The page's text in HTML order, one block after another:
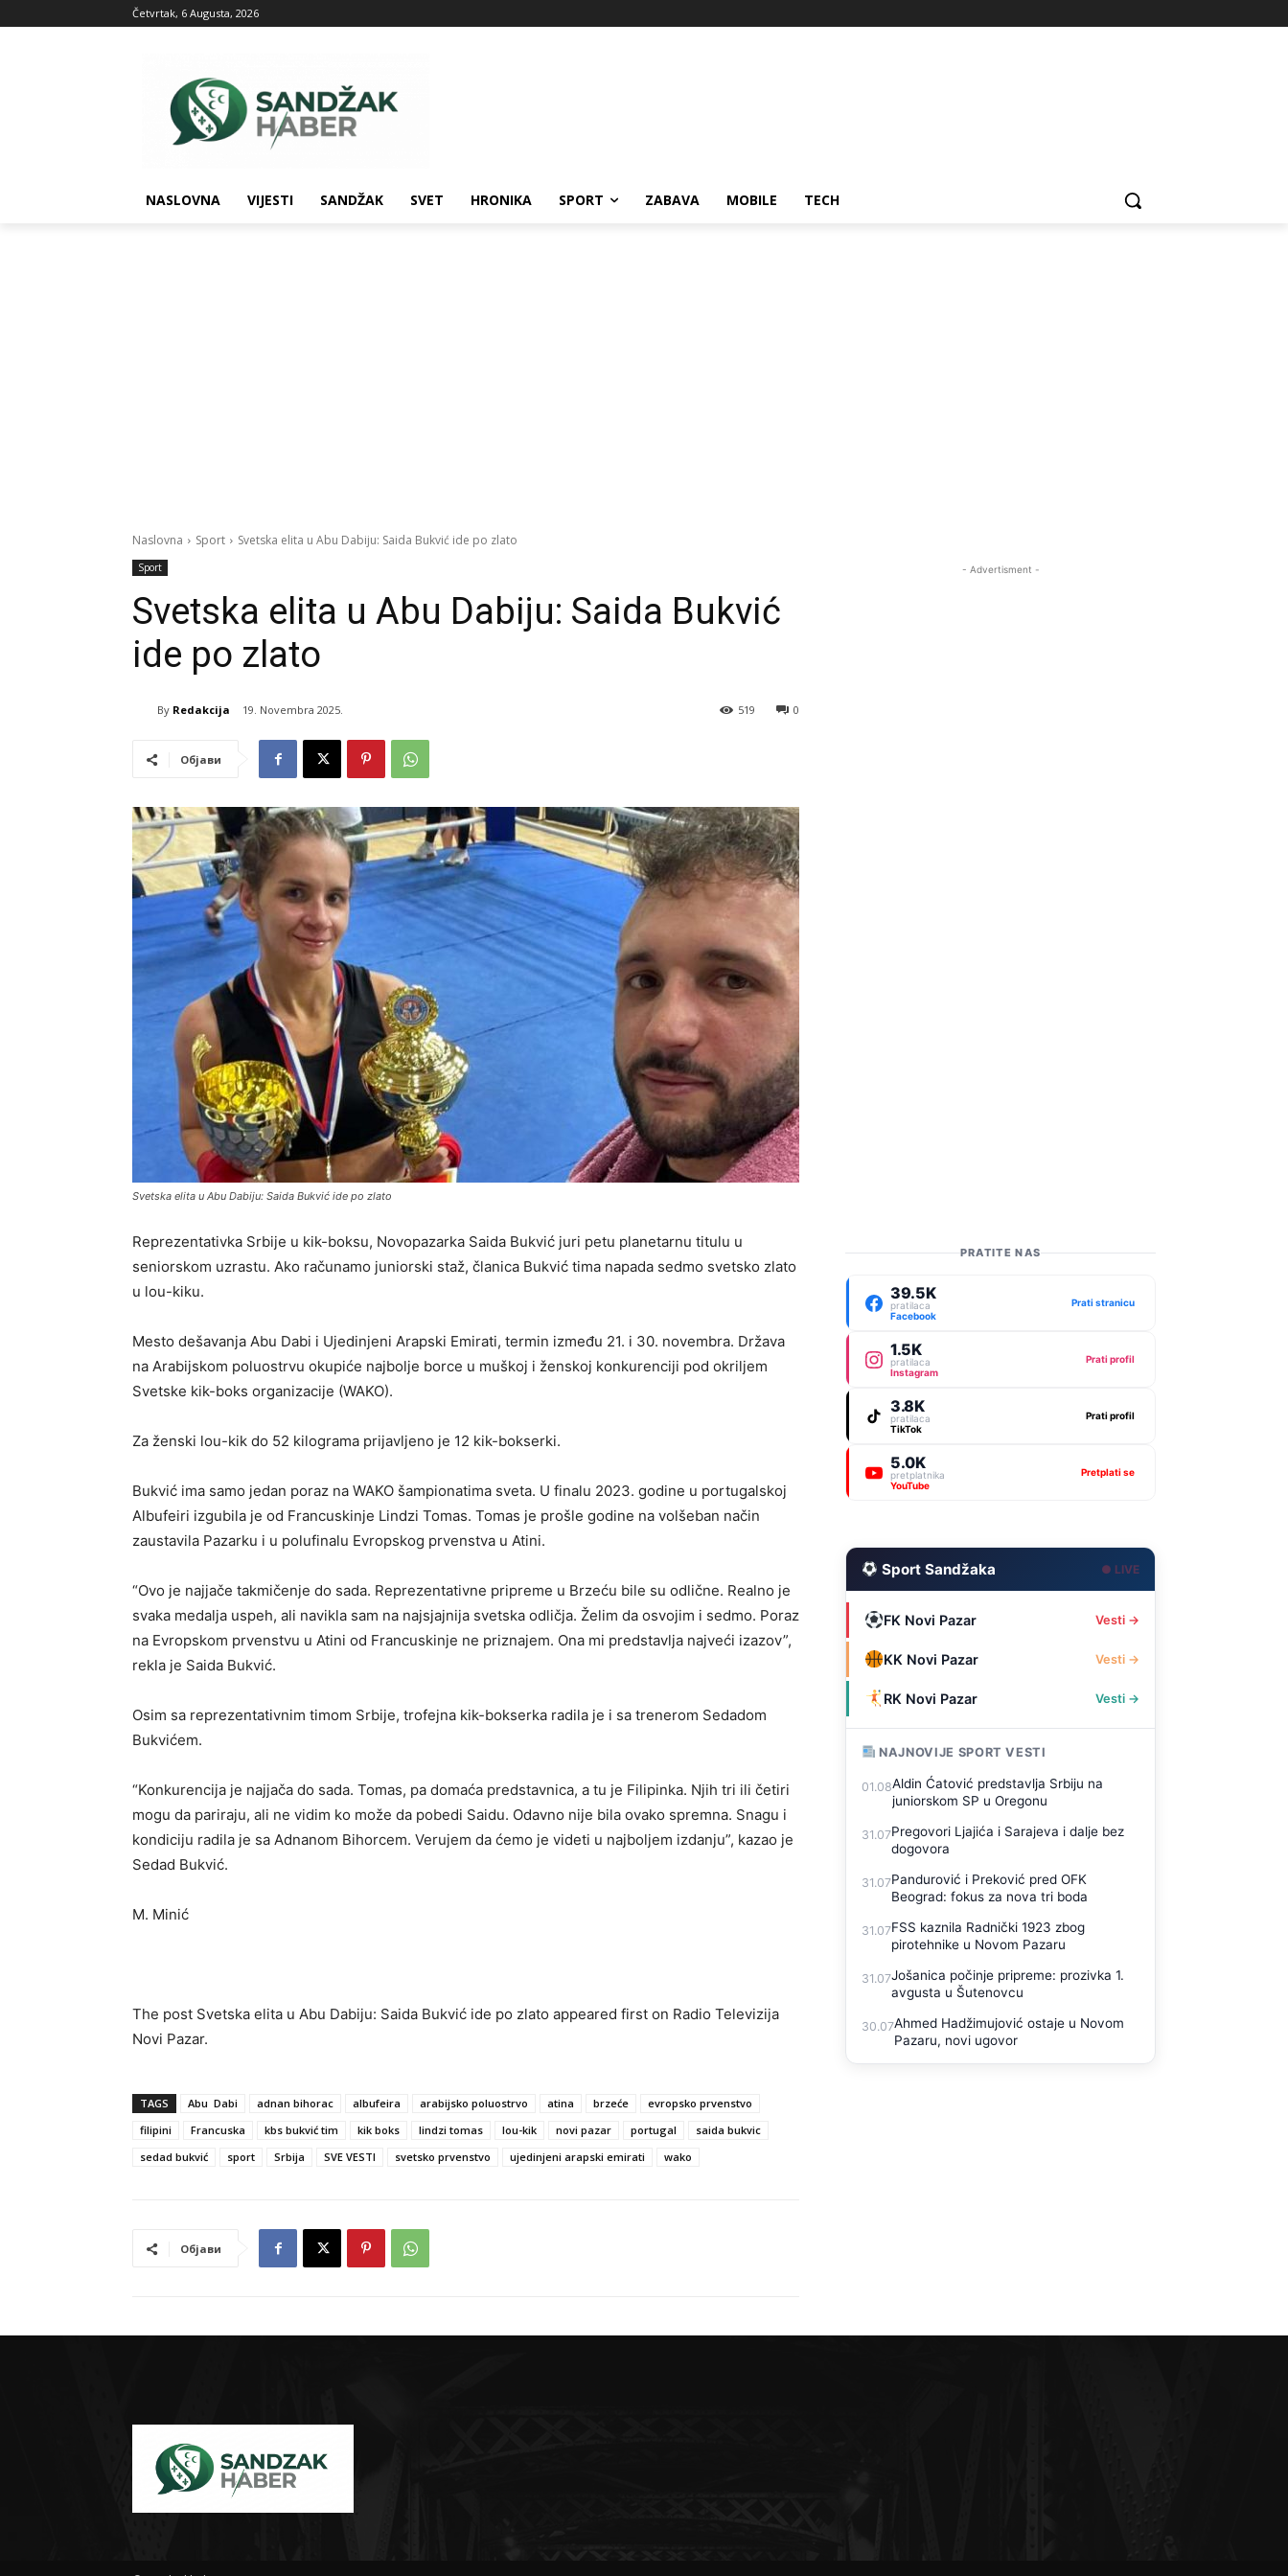
Četvrtak, 6 Augusta, 2026
NASLOVNA VIJESTI SANDŽAK SVET HRONIKA SPORT ZABAVA MOBILE TECH
Naslovna Sport Svetska elita u Abu Dabiju: Saida Bukvić ide po zlato
Sport
Svetska elita u Abu Dabiju: Saida Bukvić
ide po zlato
By Redakcija 19. Novembra 2025. 0
519
Објави
Svetska elita u Abu Dabiju: Saida Bukvić ide po zlato
Reprezentativka Srbije u kik-boksu, Novopazarka Saida Bukvić juri petu planetarnu titulu u
seniorskom uzrastu. Ako računamo juniorski staž, članica Bukvić tima napada sedmo svetsko zlato
u lou-kiku.
Mesto dešavanja Abu Dabi i Ujedinjeni Arapski Emirati, termin između 21. i 30. novembra. Država
na Arabijskom poluostrvu okupiće najbolje borce u muškoj i ženskoj konkurenciji pod okriljem
Svetske kik-boks organizacije (WAKO).
Za ženski lou-kik do 52 kilograma prijavljeno je 12 kik-bokserki.
Bukvić ima samo jedan poraz na WAKO šampionatima sveta. U finalu 2023. godine u portugalskoj
Albufeiri izgubila je od Francuskinje Lindzi Tomas. Tomas je prošle godine na volšeban način
zaustavila Pazarku i u polufinalu Evropskog prvenstva u Atini.
“Ovo je najjače takmičenje do sada. Reprezentativne pripreme u Brzeću bile su odlične. Realno je
svaka medalja uspeh, ali navikla sam na najsjajnija svetska odličja. Želim da osvojim i sedmo. Poraz
na Evropskom prvenstvu u Atini od Francuskinje ne priznajem. Ona mi predstavlja najveći izazov”,
rekla je Saida Bukvić.
Osim sa reprezentativnim timom Srbije, trofejna kik-bokserka radila je i sa trenerom Sedadom
Bukvićem.
“Konkurencija je najjača do sada. Tomas, pa domaća predstavnica, a tu je Filipinka. Njih tri ili četiri
mogu da pariraju, ali ne vidim ko može da pobedi Saidu. Odavno nije bila ovako spremna. Snagu i
kondiciju radila je sa Adnanom Bihorcem. Verujem da ćemo je videti u najboljem izdanju”, kazao je
Sedad Bukvić.
M. Minić
The post Svetska elita u Abu Dabiju: Saida Bukvić ide po zlato appeared first on Radio Televizija
Novi Pazar.
TAGS Abu Dabi adnan bihorac albufeira arabijsko poluostrvo atina brzeće
evropsko prvenstvo
filipini
Francuska kbs bukvić tim kik boks lindzi tomas lou-kik novi pazar portugal
saida bukvic
sedad bukvić
sport Srbija SVE VESTI svetsko prvenstvo ujedinjeni arapski emirati wako
Објави
- Advertisment -
PRATITE NAS
39.5K
pratilaca
Facebook
Prati stranicu
1.5K
pratilaca
Instagram
Prati profil
3.8K
pratilaca
TikTok
Prati profil
5.0K
pretplatnika
YouTube
Pretplati se
Sport Sandžaka ● LIVE
FK Novi Pazar Vesti →
KK Novi Pazar Vesti →
RK Novi Pazar Vesti →
NAJNOVIJE SPORT VESTI
01.08Aldin Ćatović predstavlja Srbiju na
juniorskom SP u Oregonu
31.07Pregovori Ljajića i Sarajeva i dalje bez
dogovora
31.07Pandurović i Preković pred OFK
Beograd: fokus za nova tri boda
31.07FSS kaznila Radnički 1923 zbog
pirotehnike u Novom Pazaru
31.07Jošanica počinje pripreme: prozivka 1.
avgusta u Šutenovcu
30.07Ahmed Hadžimujović ostaje u Novom
Pazaru, novi ugovor